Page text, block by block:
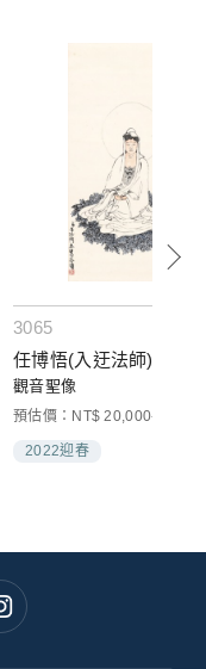
3065
任博悟(入迂法師)
觀音聖像
預估價：NT$ 20,000-30,000
2022迎春